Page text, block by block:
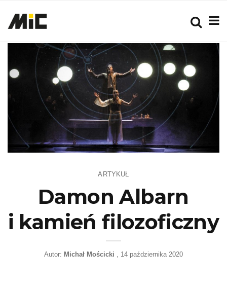
ARTYKUŁ
Damon Albarn
i kamień filozoficzny
Autor: Michał Mościcki 14 października 2020